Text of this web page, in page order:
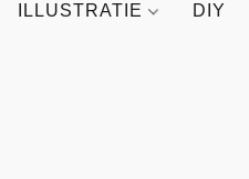
ILLUSTRATIE DIY